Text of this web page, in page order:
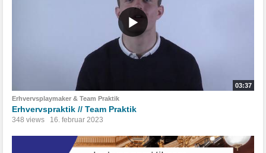
03:37
Erhvervsplaymaker & Team Praktik
Erhvervspraktik // Team Praktik
348 views 16. februar 2023